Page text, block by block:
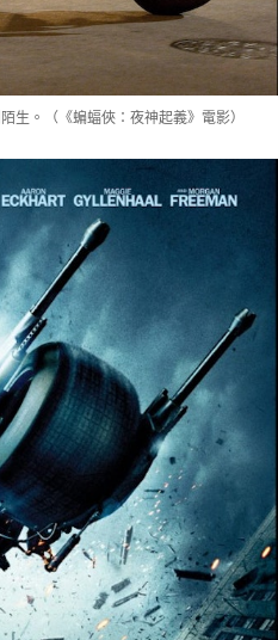
生。（《蝙蝠俠：夜神起義》電影）